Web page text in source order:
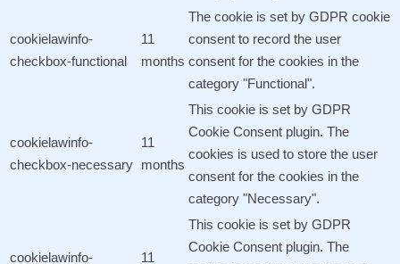
cookielawinfo-
checkbox-functional
11
months
The cookie is set by GDPR cookie
consent to record the user
consent for the cookies in the
category "Functional".
cookielawinfo-
checkbox-necessary
11
months
This cookie is set by GDPR
Cookie Consent plugin. The
cookies is used to store the user
consent for the cookies in the
category "Necessary".
cookielawinfo-
11
This cookie is set by GDPR
Cookie Consent plugin. The